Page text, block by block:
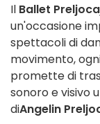
Il Ballet
un'occasione
spettacoli di
movimento,
promette di
sonoro e visivo
diAngelin